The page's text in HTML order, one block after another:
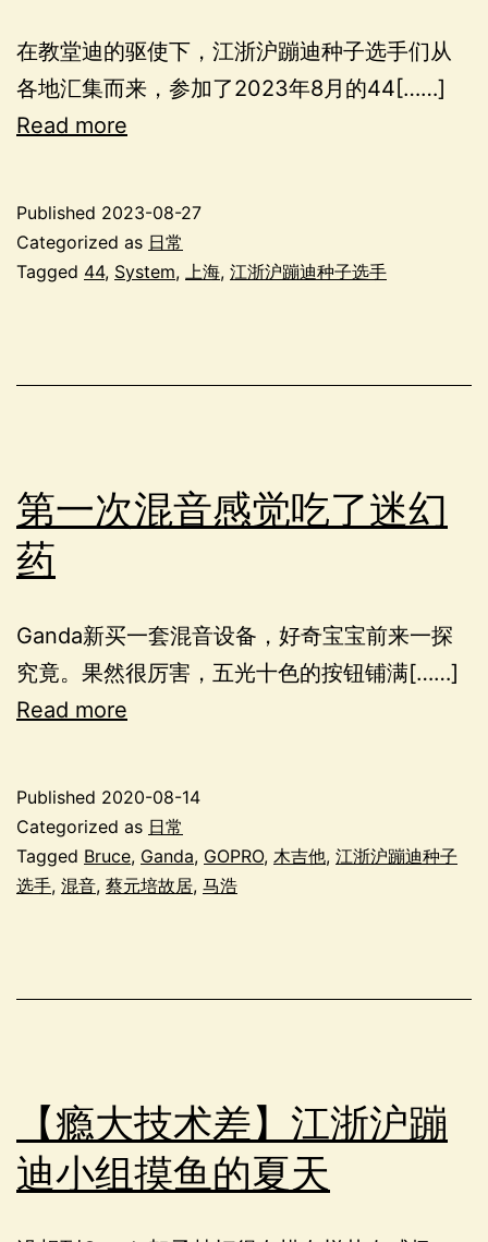
在教堂迪的驱使下，江浙沪蹦迪种子选手们从
各地汇集而来，参加了2023年8月的44[……]
Read more
Published 2023-08-27
Categorized as 日常
Tagged 44, System, 上海, 江浙沪蹦迪种子选手
第一次混音感觉吃了迷幻
药
Ganda新买一套混音设备，好奇宝宝前来一探
究竟。果然很厉害，五光十色的按钮铺满[……]
Read more
Published 2020-08-14
Categorized as 日常
Tagged Bruce, Ganda, GOPRO, 木吉他, 江浙沪蹦迪种子
选手, 混音, 蔡元培故居, 马浩
【瘾大技术差】江浙沪蹦
迪小组摸鱼的夏天